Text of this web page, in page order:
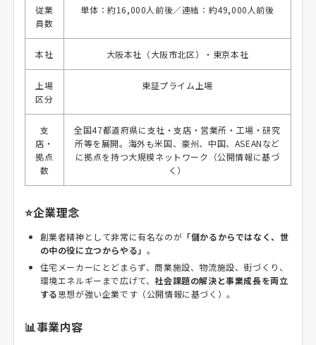
従業
員数
単体：約16,000人前後／連結：約49,000人前後
本社 大阪本社（大阪市北区）・東京本社
上場
区分
東証プライム上場
支
店・
拠点
数
全国47都道府県に支社・支店・営業所・工場・研究
所等を展開。海外も米国、豪州、中国、ASEANなど
に拠点を持つ大規模ネットワーク（公開情報に基づ
く）
⭐企業理念
創業者精神として非常に有名なのが 「儲かるからではなく、世
の中の役に立つからやる」 。
住宅メーカーにとどまらず、商業施設、物流施設、街づくり、
環境エネルギーまで広げて、社会課題の解決と事業成長を両立
する思想が強い企業です（公開情報に基づく）。
📊事業内容